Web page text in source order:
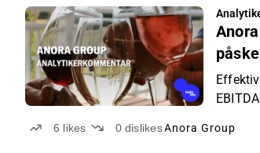
6 likes 0 dislikesAnora Group